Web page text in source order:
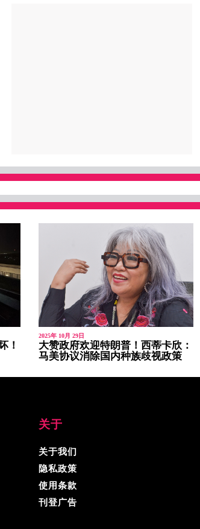
！
2025年 10月 29日
大赞政府欢迎特朗普！西蒂卡欣：
马美协议消除国内种族歧视政策
关于
关于我们
隐私政策
使用条款
刊登广告